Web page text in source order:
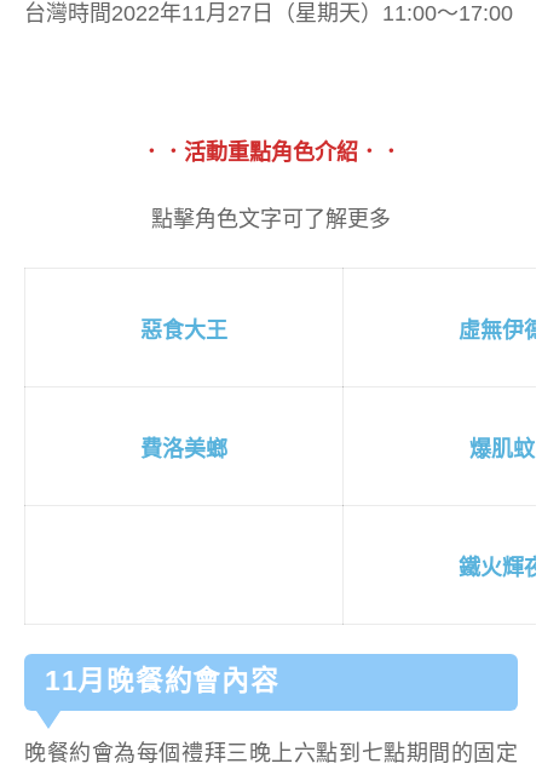
台灣時間2022年11月27日（星期天）11:00～17:00
．．活動重點角色介紹．．
點擊角色文字可了解更多
惡食大王 虛無伊
費洛美螂 爆肌蚊
鐵火輝
11月晚餐約會內容
晚餐約會為每個禮拜三晚上六點到七點期間的固定